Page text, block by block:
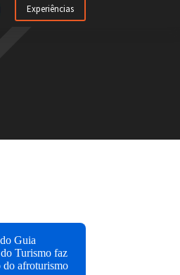
Experiências
Guia
Turismo faz
do afroturismo